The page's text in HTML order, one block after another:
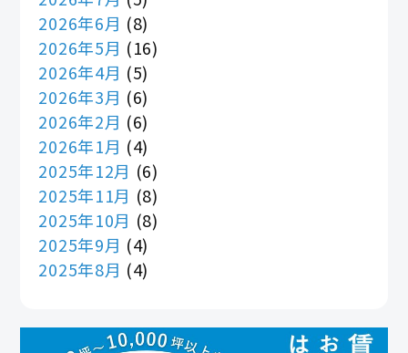
2026年6月 (8)
2026年5月 (16)
2026年4月 (5)
2026年3月 (6)
2026年2月 (6)
2026年1月 (4)
2025年12月 (6)
2025年11月 (8)
2025年10月 (8)
2025年9月 (4)
2025年8月 (4)